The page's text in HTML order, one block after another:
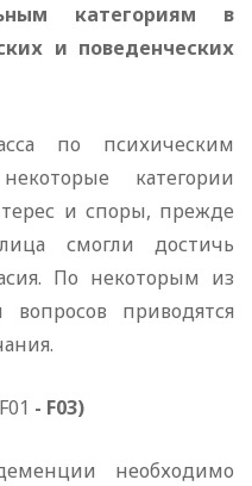
категориям в
и поведенческих
по психическим
категории
и споры, прежде
смогли достичь
По некоторым из
приводятся
- F03)
необходимо